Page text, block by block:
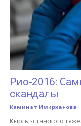
Рио-2016:
скандалы
Каминат Имирханова -
Кыргызстанского